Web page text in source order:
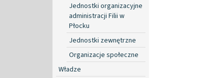
Jednostki organizacyjne
administracji Filii w
Płocku
Jednostki zewnętrzne
Organizacje społeczne
Władze